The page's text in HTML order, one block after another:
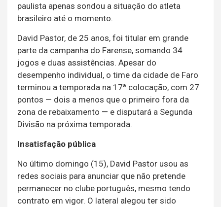
paulista apenas sondou a situação do atleta
brasileiro até o momento.
David Pastor, de 25 anos, foi titular em grande
parte da campanha do Farense, somando 34
jogos e duas assistências. Apesar do
desempenho individual, o time da cidade de Faro
terminou a temporada na 17ª colocação, com 27
pontos — dois a menos que o primeiro fora da
zona de rebaixamento — e disputará a Segunda
Divisão na próxima temporada.
Insatisfação pública
No último domingo (15), David Pastor usou as
redes sociais para anunciar que não pretende
permanecer no clube português, mesmo tendo
contrato em vigor. O lateral alegou ter sido